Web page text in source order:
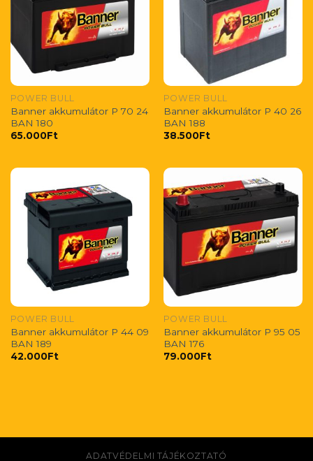
POWER BULL
Banner akkumulátor P 70 24
BAN 180
65.000Ft
POWER BULL
Banner akkumulátor P 40 26
BAN 188
38.500Ft
POWER BULL
Banner akkumulátor P 44 09
BAN 189
42.000Ft
POWER BULL
Banner akkumulátor P 95 05
BAN 176
79.000Ft
ADATVÉDELMI TÁJÉKOZTATÓ